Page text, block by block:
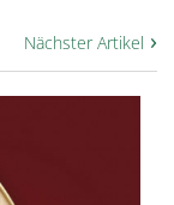
Nächster Artikel ›